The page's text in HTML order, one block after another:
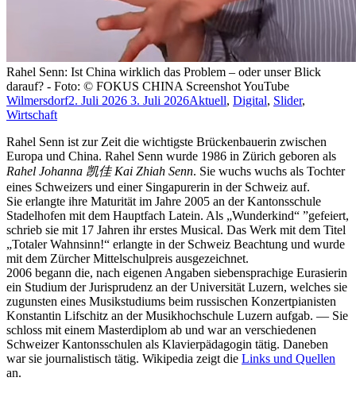
Rahel Senn: Ist China wirklich das Problem – oder unser Blick
darauf? - Foto: © FOKUS CHINA Screenshot YouTube
Wilmersdorf2. Juli 2026 3. Juli 2026Aktuell, Digital, Slider,
Wirtschaft
Rahel Senn ist zur Zeit die wichtigste Brückenbauerin zwischen
Europa und China. Rahel Senn wurde 1986 in Zürich geboren als
Rahel Johanna 凯佳 Kai Zhiah Senn. Sie wuchs wuchs als Tochter
eines Schweizers und einer Singapurerin in der Schweiz auf.
Sie erlangte ihre Maturität im Jahre 2005 an der Kantonsschule
Stadelhofen mit dem Hauptfach Latein. Als „Wunderkind“ ”gefeiert,
schrieb sie mit 17 Jahren ihr erstes Musical. Das Werk mit dem Titel
„Totaler Wahnsinn!“ erlangte in der Schweiz Beachtung und wurde
mit dem Zürcher Mittelschulpreis ausgezeichnet.
2006 begann die, nach eigenen Angaben siebensprachige Eurasierin
ein Studium der Jurisprudenz an der Universität Luzern, welches sie
zugunsten eines Musikstudiums beim russischen Konzertpianisten
Konstantin Lifschitz an der Musikhochschule Luzern aufgab. — Sie
schloss mit einem Masterdiplom ab und war an verschiedenen
Schweizer Kantonsschulen als Klavierpädagogin tätig. Daneben
war sie journalistisch tätig. Wikipedia zeigt die Links und Quellen
an.